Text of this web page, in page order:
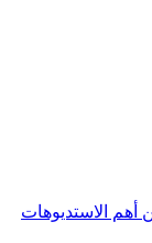
أهم الاستديوهات